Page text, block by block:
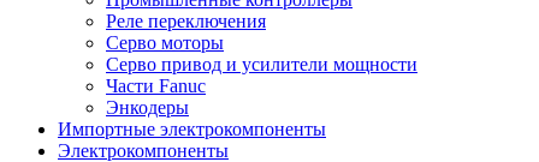
Реле переключения
Серво моторы
Серво привод и усилители мощности
Части Fanuc
Энкодеры
Импортные электрокомпоненты
Электрокомпоненты